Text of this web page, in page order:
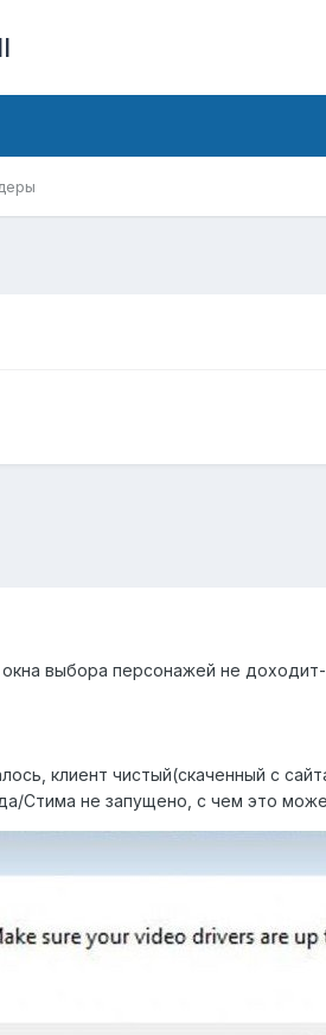
выбора персонажей не
клиент чистый(скаченный с
Стима не запущено, с чем это